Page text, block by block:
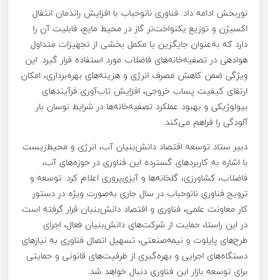
نوربخش ادامه داد: فناوری نانوحباب با افزایش راندمان انتقال
اکسیژن و توزیع یکنواخت‌تر گاز در محیط مایع، قابلیت آن را
دارد که به‌عنوان جایگزین یا مکمل بخشی از تجهیزات متداول
هوادهی در تصفیه‌خانه‌های فاضلاب مورد استفاده قرار گیرد. این
ویژگی ضمن کاهش مصرف انرژی و هزینه‌های بهره‌برداری، امکان
ارتقای کیفیت پساب خروجی، افزایش تاب‌آوری فرآیندهای
بیولوژیکی و بهبود عملکرد تصفیه‌خانه‌ها در شرایط نوسان بار
آلودگی را فراهم می‌کند.
دبیر ستاد توسعه اقتصاد دانش‌بنیان آب، انرژی و محیط‌زیست
با اشاره به کاربردهای گسترده این فناوری در حوزه‌های آب،
فاضلاب، کشاورزی، گلخانه‌ها و آبزی‌پروری اعلام کرد: توسعه و
ترویج فناوری نانوحباب در سال جاری به‌صورت ویژه در دستور
کار معاونت علمی، فناوری و اقتصاد دانش‌بنیان قرار گرفته است.
در این راستا، حمایت از شرکت‌های دانش‌بنیان فعال، اجرای
طرح‌های پایلوت و نیمه‌صنعتی، تسهیل اتصال فناوری به نیازهای
دستگاه‌های اجرایی و بهره‌گیری از ظرفیت‌های قانونی و حمایتی
برای توسعه بازار این فناوری دنبال خواهد شد.